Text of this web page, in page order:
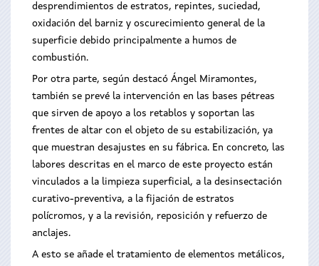
desprendimientos de estratos, repintes, suciedad,
oxidación del barniz y oscurecimiento general de la
superficie debido principalmente a humos de
combustión.
Por otra parte, según destacó Ángel Miramontes,
también se prevé la intervención en las bases pétreas
que sirven de apoyo a los retablos y soportan las
frentes de altar con el objeto de su estabilización, ya
que muestran desajustes en su fábrica. En concreto, las
labores descritas en el marco de este proyecto están
vinculados a la limpieza superficial, a la desinsectación
curativo-preventiva, a la fijación de estratos
polícromos, y a la revisión, reposición y refuerzo de
anclajes.
A esto se añade el tratamiento de elementos metálicos,